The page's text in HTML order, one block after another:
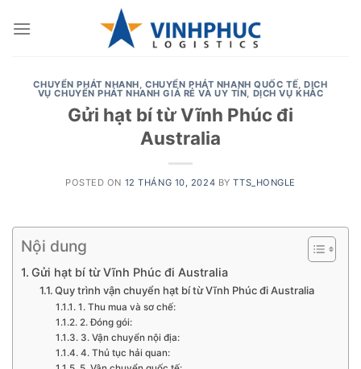
CHUYỂN PHÁT NHANH,CHUYỂN PHÁT NHANH QUỐC TẾ,DỊCH
VỤ CHUYỂN PHÁT NHANH GIÁ RẺ VÀ UY TÍN, DỊCH VỤ KHÁC
Gửi hạt bí từ Vĩnh Phúc đi
Australia
POSTED ON 12 THÁNG 10, 2024 BYTTS_HONGLE
Nội dung
Gửi hạt bí từ Vĩnh Phúc đi Australia
Quy trình vận chuyển hạt bí từ Vĩnh Phúc đi Australia
1. Thu mua và sơ chế:
2. Đóng gói:
3. Vận chuyển nội địa:
4. Thủ tục hải quan: